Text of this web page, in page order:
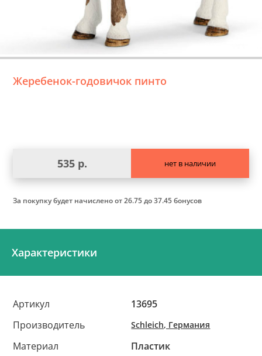
Жеребенок-годовичок пинто
535 р. нет в наличии
За покупку будет начисленоот 26.75 до 37.45 бонусов
Характеристики
Артикул
13695
Производитель
Schleich, Германия
Материал Пластик